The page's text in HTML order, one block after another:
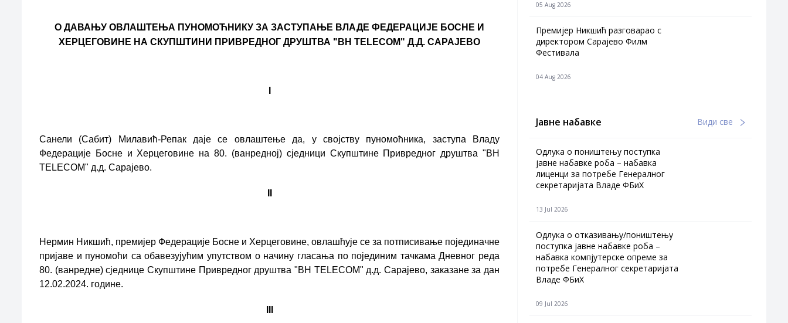
О ДАВАЊУ ОВЛАШТЕЊА ПУНОМОЋНИКУ ЗА ЗАСТУПАЊЕ ВЛАДЕ ФЕДЕРАЦИЈЕ БОСНЕ И
ХЕРЦЕГОВИНЕ НА СКУПШТИНИ ПРИВРЕДНОГ ДРУШТВА "ВН ТЕLЕСОМ" Д.Д. САРАЈЕВО
Санели (Сабит) Милавић-Репак даје се овлаштење да, у својству пуномоћника, заступа Владу
Федерације Босне и Херцеговине на 80. (ванредној) сједници Скупштине Привредног друштва "ВН
ТЕLЕСОМ" д.д. Сарајево.
Нермин Никшић, премијер Федерације Босне и Херцеговине, овлашћује се за потписивање појединачне
пријаве и пуномоћи са обавезујућим упутством о начину гласања по појединим тачкама Дневног реда
80. (ванредне) сједнице Скупштине Привредног друштва "ВН ТЕLЕСОМ" д.д. Сарајево, заказане за дан
12.02.2024. године.
05 Aug 2026
Премијер Никшић разговарао с
директором Сарајево Филм
Фестивала
04 Aug 2026
Јавне набавке Види све
Одлука о поништењу поступка
јавне набавке роба – набавка
лиценци за потребе Генералног
секретаријата Владе ФБиХ
13 Jul 2026
Одлука о отказивању/поништењу
поступка јавне набавке роба –
набавка компјутерске опреме за
потребе Генералног секретаријата
Владе ФБиХ
09 Jul 2026